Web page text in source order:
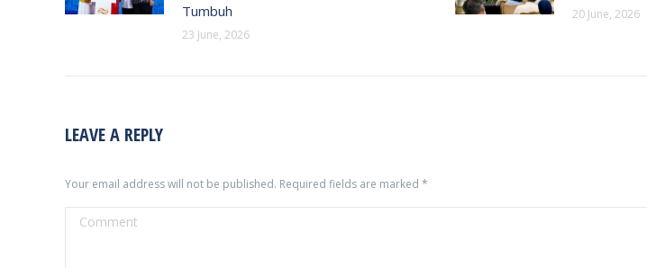
Tumbuh
23 June, 2026
20 June, 2026
LEAVE A REPLY
Your email address will not be published. Required fields are marked *
Comment